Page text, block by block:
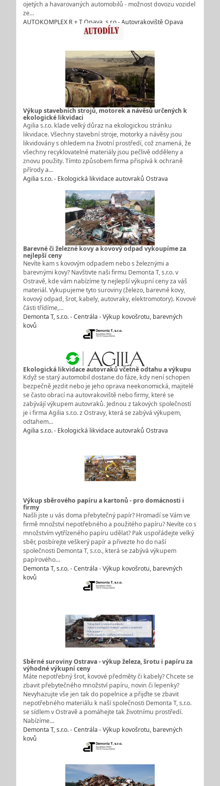
ojetých a havarovaných automobilů - možnost dovozu vozidel
ze…
AUTOKOMPLEX R + T Opava, s.r.o - Autovrakoviště Opava
Výkup stavebních strojů, motorek a návěsů určených k
ekologické likvidaci
Agilia s.r.o. klade velký důraz na ekologickou stránku
likvidace. Všechny stavební stroje, motorky a návěsy jsou
likvidovány s ohledem na životní prostředí, což znamená, že
všechny recyklovatelné materiály jsou pečlivě odděleny a
znovu použity. Tímto způsobem firma přispívá k ochraně
přírody a…
Agilia s.r.o. - Ekologická likvidace autovraků Ostrava
Barevné či železné kovy a kovový odpad vykoupíme za
nejlepší ceny
Nevíte kam s kovovým odpadem nebo s železnými a
barevnými kovy? Navštivte naši firmu Demonta T, s.r.o. v
Ostravě, kde vám nabízíme ty nejlepší výkupní ceny za váš
materiál. Vykupujeme tyto suroviny (železo, barevné kovy,
kovový odpad, šrot, kabely, autovraky, elektromotory). Kovové
části třídíme,…
Demonta T, s.r.o. - Centrála - Výkup kovošrotu, barevných
kovů
Ekologická likvidace autovraků včetně odtahu a výkupu
Když se starý automobil dostane do fáze, kdy není schopen
bezpečně jezdit nebo je jeho oprava neekonomická, majitelé
se často obrací na autovrakoviště nebo firmy, které se
zabývájí výkupem autovraků. Jednou z takových společností
je i firma Agilia s.r.o. z Ostravy, která se zabývá výkupem,
odtahem…
Agilia s.r.o. - Ekologická likvidace autovraků Ostrava
Výkup sběrového papíru a kartonů - pro domácnosti i
firmy
Našli jste u vás doma přebytečný papír? Hromadí se Vám ve
firmě množství nepotřebného a použitého papíru? Nevíte co s
množstvím vytřízeného papíru udělat? Pak uspořádejte velký
sběr, posbírejte veškerý papír a přivezte ho do naší
společnosti Demonta T, s.r.o., která se zabývá výkupem
papírového…
Demonta T, s.r.o. - Centrála - Výkup kovošrotu, barevných
kovů
Sběrné suroviny Ostrava - výkup železa, šrotu i papíru za
výhodné výkupní ceny
Máte nepotřebný šrot, kovové předměty či kabely? Chcete se
zbavit přebytečného množství papíru, novin či lepenky?
Nevyhazujte vše jen tak do popelnice a přijďte se zbavit
nepotřebného materiálu k naší společnosti Demonta T, s.r.o.
se sídlem v Ostravě a pomáhejte tak životnímu prostředí.
Nabízíme…
Demonta T, s.r.o. - Centrála - Výkup kovošrotu, barevných
kovů